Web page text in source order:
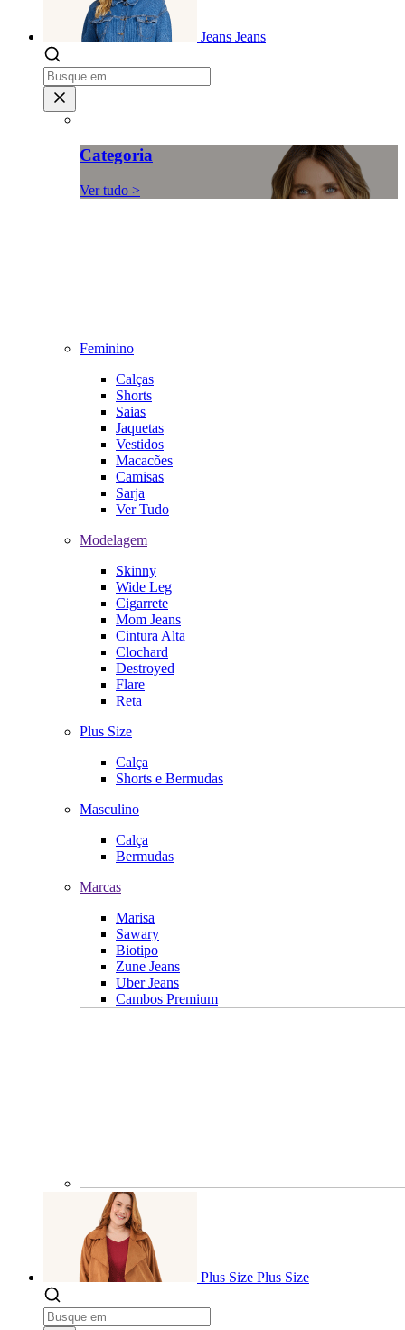
Jeans Jeans
Categoria
Ver tudo >
Feminino
Calças
Shorts
Saias
Jaquetas
Vestidos
Macacões
Camisas
Sarja
Ver Tudo
Modelagem
Skinny
Wide Leg
Cigarrete
Mom Jeans
Cintura Alta
Clochard
Destroyed
Flare
Reta
Plus Size
Calça
Shorts e Bermudas
Masculino
Calça
Bermudas
Marcas
Marisa
Sawary
Biotipo
Zune Jeans
Uber Jeans
Cambos Premium
Plus Size Plus Size